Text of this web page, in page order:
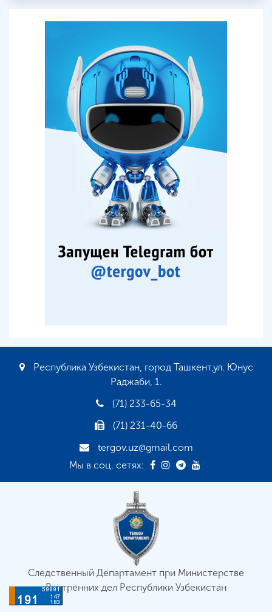
Республика Узбекистан, город Ташкент,ул. Юнус
Раджаби, 1.
(71) 233-65-34
(71) 231-40-66
tergov.uz@gmail.com
Мы в соц. сетях:
Следственный Департамент при Министерстве
Внутренних дел Республики Узбекистан